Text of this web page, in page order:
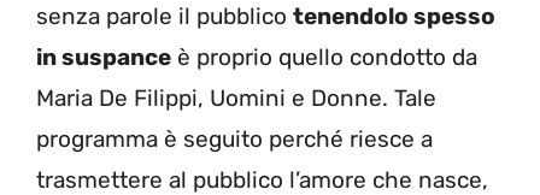
senza parole il pubblico tenendolo spesso
in suspance è proprio quello condotto da
Maria De Filippi, Uomini e Donne. Tale
programma è seguito perché riesce a
trasmettere al pubblico l’amore che nasce,